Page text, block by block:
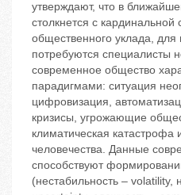
утверждают, что в
столкнется с
общественного уклада, для
потребуются специалисты
современное общество
парадигмами: ситуация
цифровизация,
кризисы, угрожающие
климатическая катастрофа
человечества. Данные
способствуют
(нестабильность – volatility,